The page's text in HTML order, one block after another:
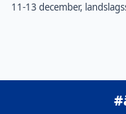
11-13 december,